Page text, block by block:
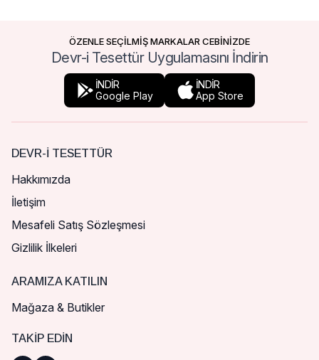
ÖZENLE SEÇİLMİŞ MARKALAR CEBİNİZDE
Devr-i Tesettür Uygulamasını İndirin
İNDİR
Google Play
İNDİR
App Store
DEVR-I TESETTÜR
Hakkımızda
İletişim
Mesafeli Satış Sözleşmesi
Gizlilik İlkeleri
ARAMIZA KATILIN
Mağaza & Butikler
TAKIP EDIN